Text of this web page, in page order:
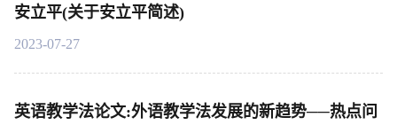
安立平(关于安立平简述)
2023-07-27
英语教学法论文:外语教学法发展的新趋势──热点问